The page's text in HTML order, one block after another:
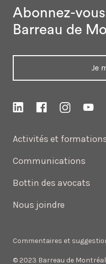
Activités et
Communications
Bottin des avocats
Nous joindre
Abonnez-
Barreau de
Je
Commentaires et
© 2023 Barreau de